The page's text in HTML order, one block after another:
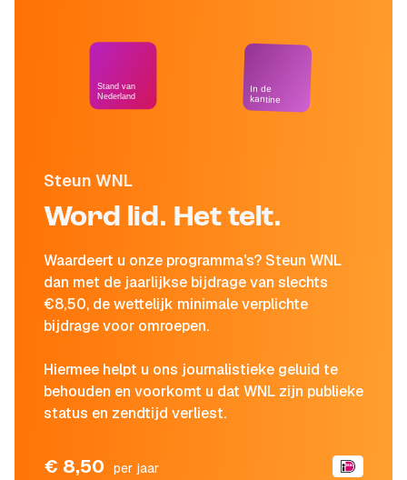
Steun WNL
Word lid. Het telt.
Waardeert u onze programma's? Steun WNL
dan met de jaarlijkse bijdrage van slechts
€8,50, de wettelijk minimale verplichte
bijdrage voor omroepen.
Hiermee helpt u ons journalistieke geluid te
behouden en voorkomt u dat WNL zijn publieke
status en zendtijd verliest.
€ 8,50 per jaar
Stand van
Nederland
In de
kantine